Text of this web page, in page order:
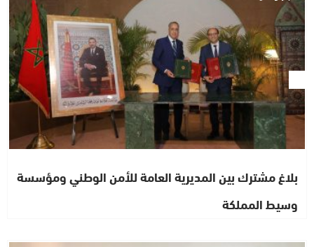
بلاغ مشترك بين المديرية العامة للأمن الوطني ومؤسسة
وسيط المملكة